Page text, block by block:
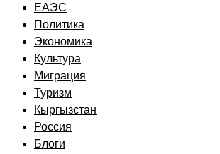
ЕАЭС
Политика
Экономика
Культура
Миграция
Туризм
Кыргызстан
Россия
Блоги